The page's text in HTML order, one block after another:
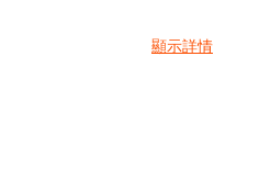
顯示詳情